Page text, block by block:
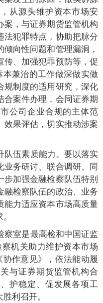
从源头维护资本市场安
，与证券期货监管机构
犯罪特点，协助把脉分
向性问题和管理漏洞，
、加强犯罪预防等，促
本兼治的工作做深做实做
制度的适用研究，深化
案件办理，会同证券期
公司企业合规的主体范
果评估，切实推动涉案
队伍素质能力。要以落实
业务研讨、联合调研、同
加强金融检察队伍特别
检察队伍的政治、业务
力适应资本市场高质量
察室是最高检和中国证监
察机关助力维护资本市场
协作意见》，依法能动履
与证券期货监管机构合
护稳定、促发展各项工
利召开。